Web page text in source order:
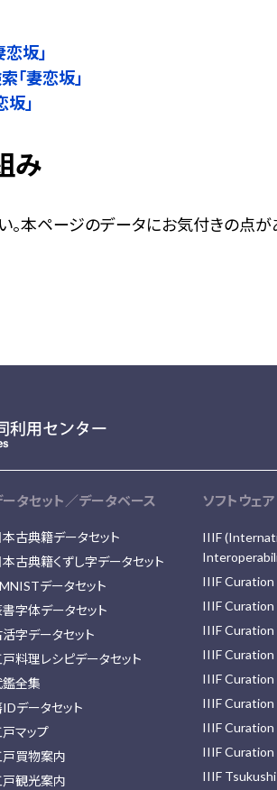
坂」
「妻恋坂」
」
み
本ページのデータにお気付きの点
ータセット／データベース
古典籍データセット
古典籍くずし字データセット
データセット
字体データセット
字データセット
料理レシピデータセット
鑑全集
データセット
マップ
戸買物案内
戸観光案内
ソフトウェア
IIIF
IIIF Curation
IIIF
IIIF Curation
IIIF Curation
IIIF Curation
IIIF
IIIF Curation
IIIF Curation
IIIF